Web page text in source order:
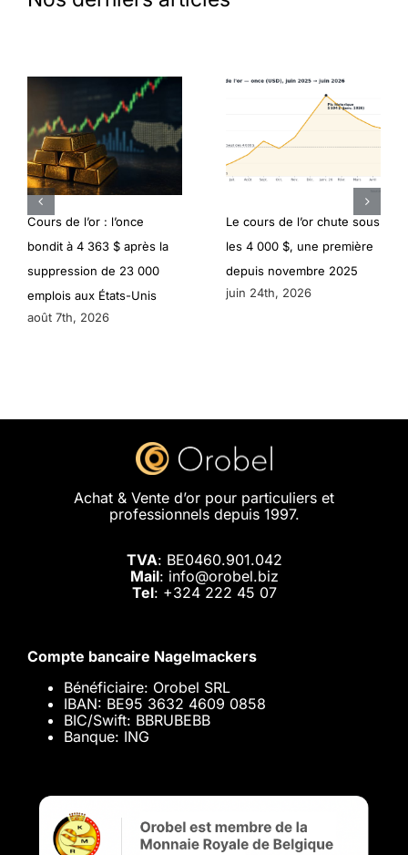
Cours de l’or : l’once
bondit à 4 363 $ après la
suppression de 23 000
emplois aux États-Unis
août 7th, 2026
Le cours de l’or chute sous
les 4 000 $, une première
depuis novembre 2025
juin 24th, 2026
Achat & Vente d’or pour particuliers et
professionnels depuis 1997.
TVA: BE0460.901.042
Mail: info@orobel.biz
Tel: +324 222 45 07
Compte bancaire Nagelmackers
Bénéficiaire: Orobel SRL
IBAN: BE95 3632 4609 0858
BIC/Swift: BBRUBEBB
Banque: ING